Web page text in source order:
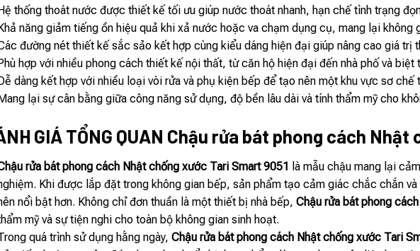
thống thoát nước được thiết kế tối ưu giúp nước thoát nhanh, hạn chế tình trạng
năng giảm tiếng ồn hiệu quả khi xả nước hoặc va chạm dụng cụ, mang lại không
đường nét thiết kế sắc sảo kết hợp cùng kiểu dáng hiện đại giúp nâng cao giá trị
hợp với nhiều phong cách thiết kế nội thất, từ căn hộ hiện đại đến nhà phố và biệt
dàng kết hợp với nhiều loại vòi rửa và phụ kiện bếp để tạo nên một khu vực sơ chế
lại sự cân bằng giữa công năng sử dụng, độ bền lâu dài và tính thẩm mỹ cho
GIÁ TỔNG QUAN Chậu rửa bát phong cách Nhật
rửa bát phong cách Nhật chống xước Tari Smart 9051
là mẫu chậu mang lại
Khi được lắp đặt trong không gian bếp, sản phẩm tạo cảm giác chắc chắn
nổi bật hơn. Không chỉ đơn thuần là một thiết bị nhà bếp,Chậu rửa bát phong
mỹ và sự tiện nghi cho toàn bộ không gian sinh hoạt.
quá trình sử dụng hằng ngày,Chậu rửa bát phong cách Nhật chống xước Tari